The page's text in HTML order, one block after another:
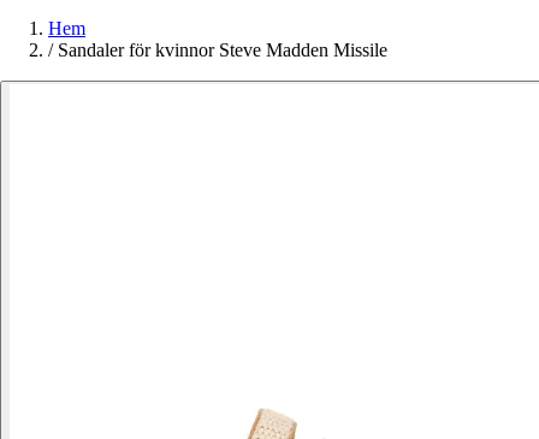
Hem
/ Sandaler för kvinnor Steve Madden Missile